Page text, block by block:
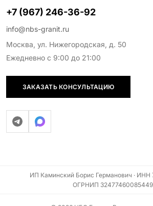
+7 (967) 246-36-92
info@nbs-granit.ru
Москва, ул. Нижегородская, д. 50
Ежедневно с 9:00 до 21:00
ЗАКАЗАТЬ КОНСУЛЬТАЦИЮ
ИП Каминский Борис Германович · ИНН
ОГРНИП